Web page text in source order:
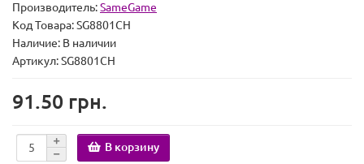
Производитель:SameGame
Код Товара:SG8801CH
Наличие: В наличии
Артикул: SG8801CH
91.50 грн.
В корзину